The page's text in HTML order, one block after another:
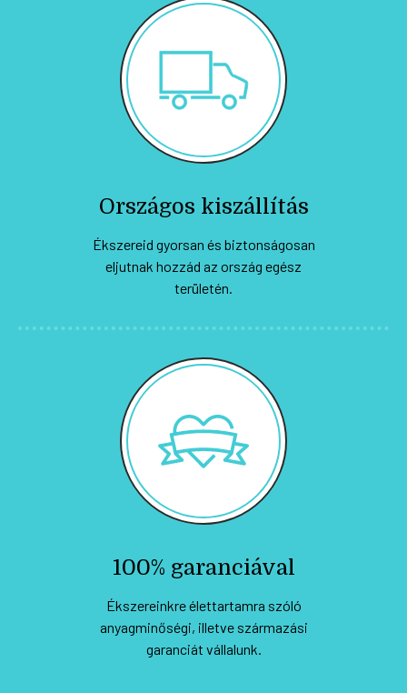
Országos kiszállítás
Ékszereid gyorsan és biztonságosan
eljutnak hozzád az ország egész
területén.
100% garanciával
Ékszereinkre élettartamra szóló
anyagminőségi, illetve származási
garanciát vállalunk.